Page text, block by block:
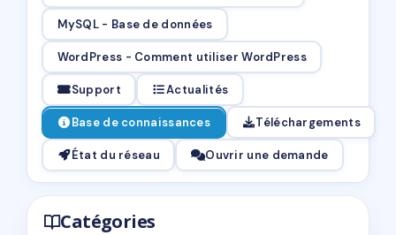
MySQL - Base de données
WordPress - Comment utiliser WordPress
Support Actualités
Base de connaissances Téléchargements
État du réseau Ouvrir une demande
Catégories